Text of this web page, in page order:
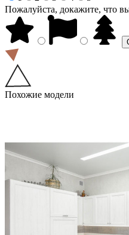
Пожалуйста, докажите, что
Похожие модели